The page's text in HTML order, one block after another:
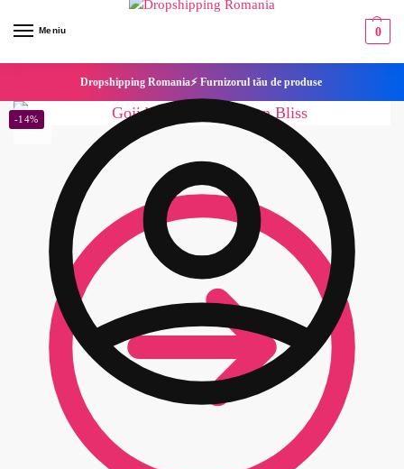
Meniu 0
Dropshipping Romania⚡ Furnizorul tău de produse
-14%